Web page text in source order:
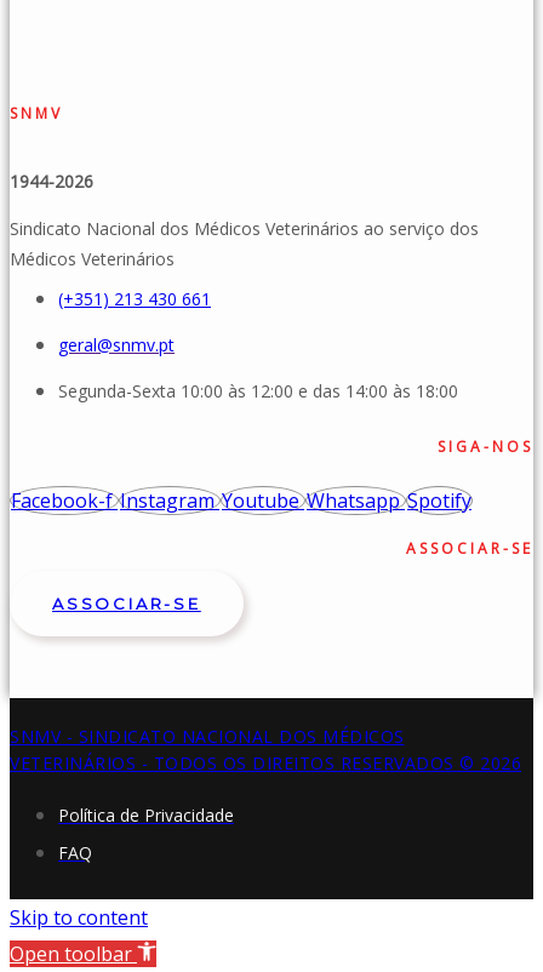
SNMV
1944-2026
Sindicato Nacional dos Médicos Veterinários ao serviço dos
Médicos Veterinários
(+351) 213 430 661
geral@snmv.pt
Segunda-Sexta 10:00 às 12:00 e das 14:00 às 18:00
SIGA-NOS
Facebook-f Instagram Youtube Whatsapp Spotify
ASSOCIAR-SE
ASSOCIAR-SE
SNMV - SINDICATO NACIONAL DOS MÉDICOS
VETERINÁRIOS - TODOS OS DIREITOS RESERVADOS © 2026
Política de Privacidade
FAQ
Skip to content
Open toolbar